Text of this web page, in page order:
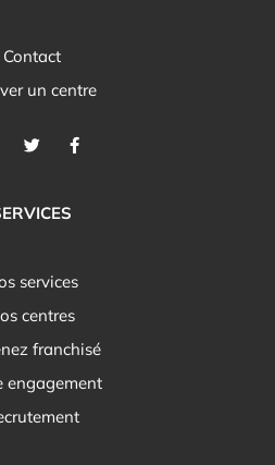
Contact
un centre
services
centres
franchisé
engagement